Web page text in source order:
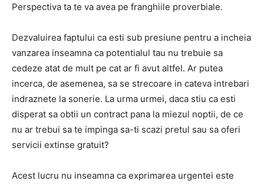
Perspectiva ta te va avea pe franghiile proverbiale.
Dezvaluirea faptului ca esti sub presiune pentru a incheia
vanzarea inseamna ca potentialul tau nu trebuie sa
cedeze atat de mult pe cat ar fi avut altfel. Ar putea
incerca, de asemenea, sa se strecoare in cateva intrebari
indraznete la sonerie. La urma urmei, daca stiu ca esti
disperat sa obtii un contract pana la miezul noptii, de ce
nu ar trebui sa te impinga sa-ti scazi pretul sau sa oferi
servicii extinse gratuit?
Acest lucru nu inseamna ca exprimarea urgentei este